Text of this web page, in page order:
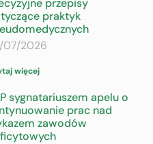
przepisy
praktyk
07/2026
więcej
sygnatariuszem apelu o
prac nad
zawodów